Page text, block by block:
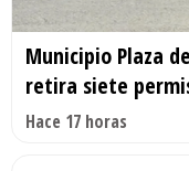
Municipio Plaza
retira siete
Hace 17 horas